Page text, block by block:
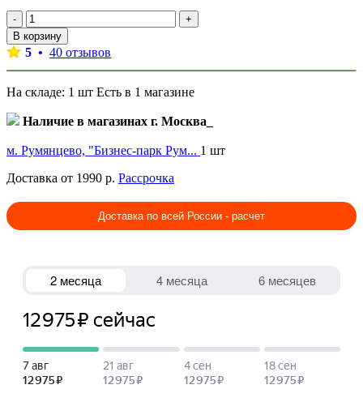
-
+
В корзину
5 • 40 отзывов
На складе: 1 шт Есть в 1 магазине
Наличие в магазинах г. Москва_
м. Румянцево, "Бизнес-парк Рум... 1 шт
Доставка от 1990 р. Рассрочка
Доставка по всей России - расчет